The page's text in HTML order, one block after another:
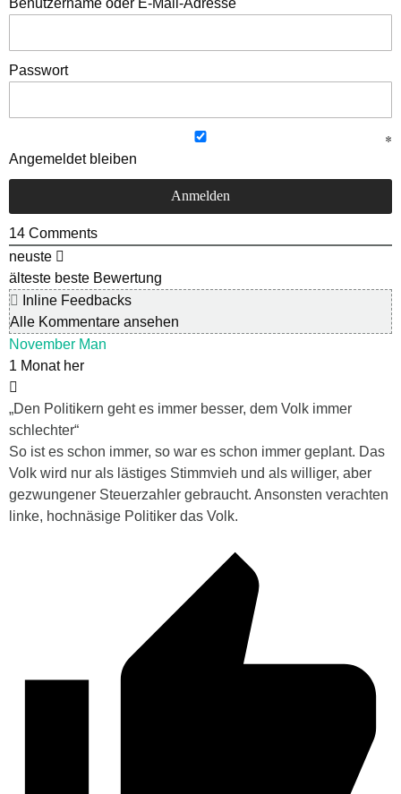
Benutzername oder E-Mail-Adresse
Passwort
Angemeldet bleiben
14 Comments
neuste
älteste beste Bewertung
Inline Feedbacks
Alle Kommentare ansehen
November Man
1 Monat her
„Den Politikern geht es immer besser, dem Volk immer
schlechter“
So ist es schon immer, so war es schon immer geplant. Das
Volk wird nur als lästiges Stimmvieh und als williger, aber
gezwungener Steuerzahler gebraucht. Ansonsten verachten
linke, hochnäsige Politiker das Volk.